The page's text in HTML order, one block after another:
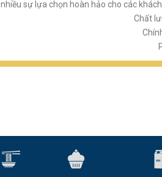
nhiều sự lựa chọn hoàn hảo cho các
Chất